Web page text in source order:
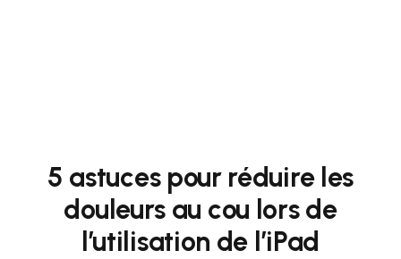
5 astuces pour réduire les
douleurs au cou lors de
l’utilisation de l’iPad